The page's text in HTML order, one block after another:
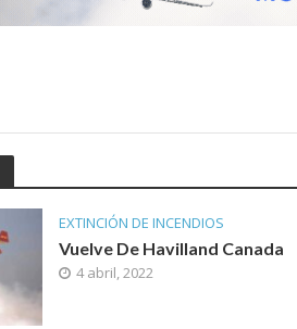
EXTINCIÓN DE INCENDIOS
Vuelve De Havilland Canada
4 abril, 2022